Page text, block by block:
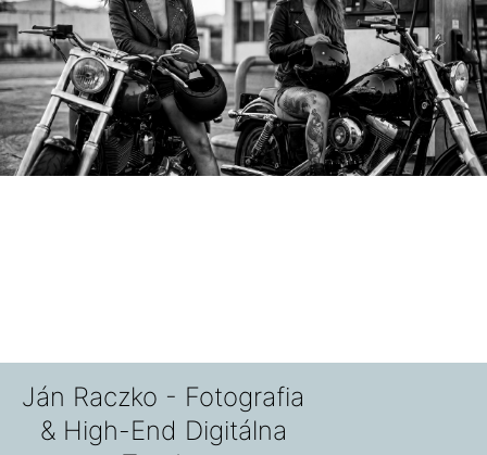
Ján Raczko - Fotografia
& High-End Digitálna